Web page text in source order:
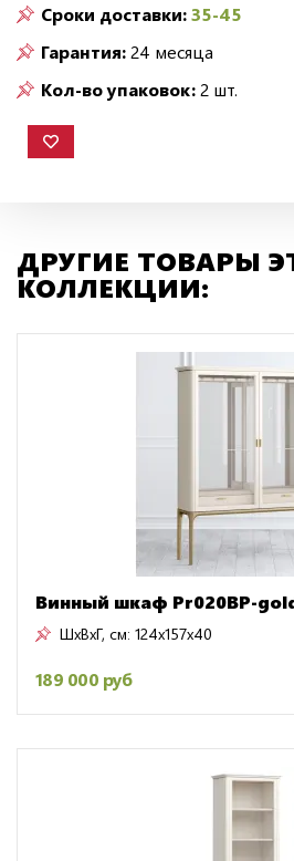
Сроки доставки:35-45
Гарантия:24 месяца
Кол-во упаковок:2 шт.
ДРУГИЕ ТОВАРЫ
КОЛЛЕКЦИИ:
Винный шкаф Pr020BP-
ШxВxГ, см: 124x157x40
189 000 руб